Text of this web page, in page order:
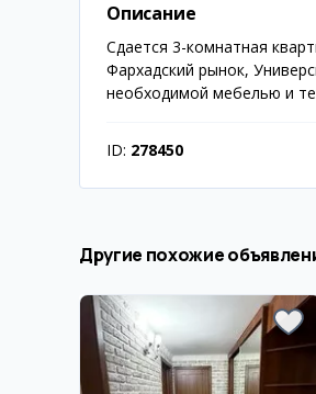
Описание
Сдается 3-комнатная
Фархадский рынок,
необходимой мебелью и
ID: 278450
Другие похожие